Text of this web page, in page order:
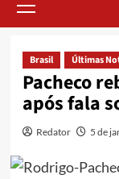
Menu
Brasil Últimas
Pacheco
após fala
Redator 5 de